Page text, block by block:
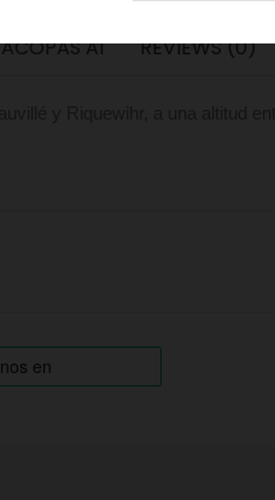
ACOPAS AI REVIEWS (0)